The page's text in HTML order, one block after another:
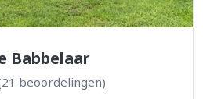
Babbelaar
21 beoordelingen)